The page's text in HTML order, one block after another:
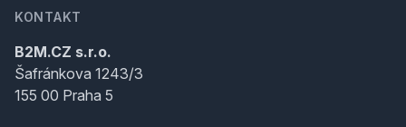
KONTAKT
B2M.CZ s.r.o.
Šafránkova 1243/3
155 00 Praha 5